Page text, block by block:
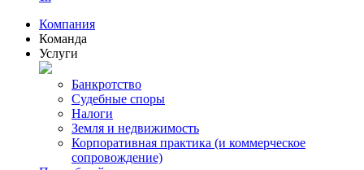
Компания
Команда
Услуги
Банкротство
Судебные споры
Налоги
Земля и недвижимость
Корпоративная практика (и коммерческое
сопровождение)